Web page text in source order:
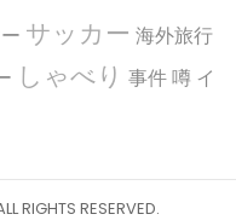
サッカー 海外旅行
しゃべり 事件 噂 イ
RIGHTS RESERVED.